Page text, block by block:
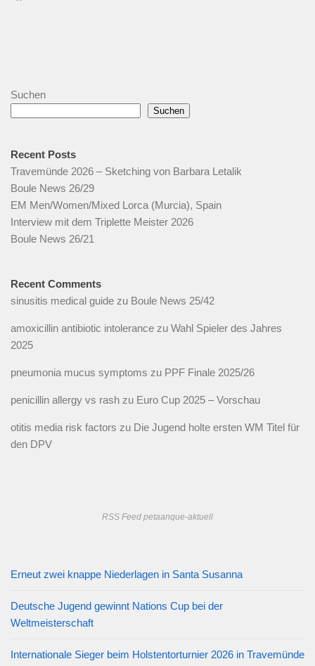
Suchen
Suchen
Recent Posts
Travemünde 2026 – Sketching von Barbara Letalik
Boule News 26/29
EM Men/Women/Mixed Lorca (Murcia), Spain
Interview mit dem Triplette Meister 2026
Boule News 26/21
Recent Comments
sinusitis medical guide zu Boule News 25/42
amoxicillin antibiotic intolerance zu Wahl Spieler des Jahres
2025
pneumonia mucus symptoms zu PPF Finale 2025/26
penicillin allergy vs rash zu Euro Cup 2025 – Vorschau
otitis media risk factors zu Die Jugend holte ersten WM Titel für
den DPV
RSS Feed petaanque-aktuell
Erneut zwei knappe Niederlagen in Santa Susanna
Deutsche Jugend gewinnt Nations Cup bei der
Weltmeisterschaft
Internationale Sieger beim Holstentorturnier 2026 in Travemünde